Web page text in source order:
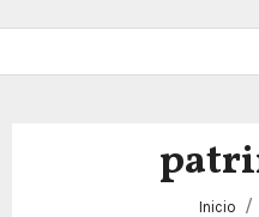
Inicio